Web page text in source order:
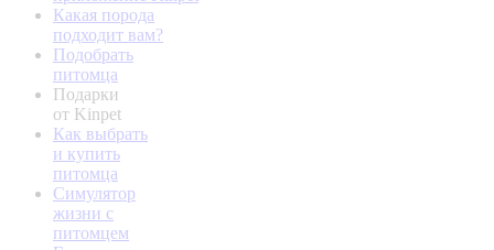
Какая порода
подходит вам?
Подобрать
питомца
Подарки
от Kinpet
Как выбрать
и купить
питомца
Симулятор
жизни с
питомцем